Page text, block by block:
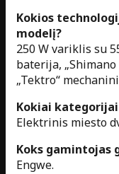
Kokios
modelį?
250 W variklis su
baterija,
„Tektro“
Kokiai
Elektrinis miesto
Koks gamintojas
Engwe.